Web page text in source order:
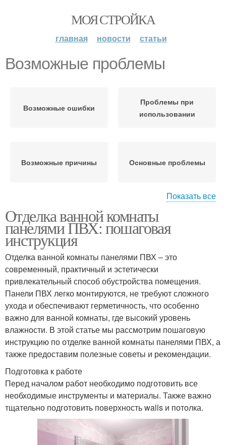
МОЯ СТРОЙКА
главная новости статьи
Возможные проблемы
Возможные ошибки
Проблемы при
использовании
Возможные причины Основные проблемы
Проблемы с язычком-
защелкой
Показать все
Отделка ванной комнаты
панелями ПВХ: пошаговая
инструкция
Отделка ванной комнаты панелями ПВХ – это
современный, практичный и эстетически
привлекательный способ обустройства помещения.
Панели ПВХ легко монтируются, не требуют сложного
ухода и обеспечивают герметичность, что особенно
важно для ванной комнаты, где высокий уровень
влажности. В этой статье мы рассмотрим пошаговую
инструкцию по отделке ванной комнаты панелями ПВХ, а
также предоставим полезные советы и рекомендации.
Подготовка к работе
Перед началом работ необходимо подготовить все
необходимые инструменты и материалы. Также важно
тщательно подготовить поверхность walls и потолка.